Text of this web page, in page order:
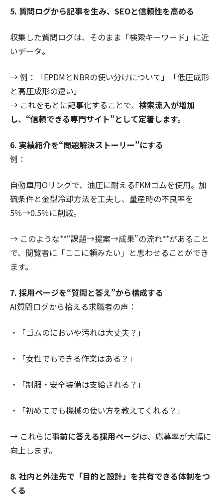
5. 質問ログから記事を生み、SEOと信頼性を高める
収集した質問ログは、そのまま「検索キーワード」に近
いデータ。
→ 例：「EPDMとNBRの使い分けについて」「低圧成形
と高圧成形の違い」
→ これをもとに記事化することで、 検索流入が増加
し、“信頼できる専門サイト”として定着します。
6. 実績紹介を“問題解決ストーリー”にする
例：
自動車用Oリングで、油圧に耐えるFKMゴムを使用。加
硫条件と金型冷却方法を工夫し、量産時の不良率を
5％→0.5％に削減。
→ このような**“課題→提案→成果”の流れ**があること
で、閲覧者に「ここに頼みたい」と思わせることができ
ます。
7. 採用ページを“質問と答え”から構成する
AI質問ログから拾える求職者の声：
・「ゴムのにおいや汚れは大丈夫？」
・「女性でもできる作業はある？」
・「制服・安全装備は支給される？」
・「初めてでも機械の使い方を教えてくれる？」
→ これらに事前に答える採用ページは、応募率が大幅に
向上します。
8. 社内と外注先で「目的と設計」を共有できる体制をつ
くる